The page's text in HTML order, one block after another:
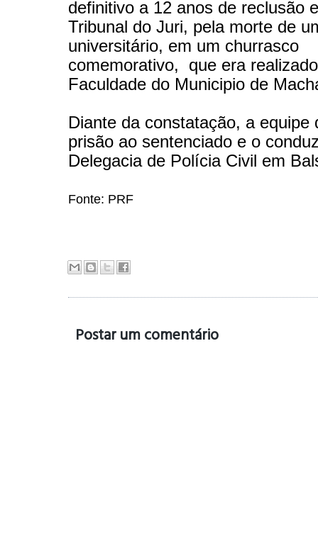
definitivo a 12 anos de reclusão
Tribunal do Juri, pela morte de
universitário, em um churrasco
comemorativo, que era
Faculdade do Municipio de
Diante da constatação, a equipe
prisão ao sentenciado e o
Delegacia de Polícia Civil em
Fonte: PRF
Postar um comentário